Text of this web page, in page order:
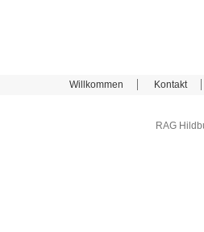
Willkommen Kontakt
RAG